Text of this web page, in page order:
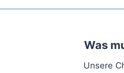
Was
Unsere